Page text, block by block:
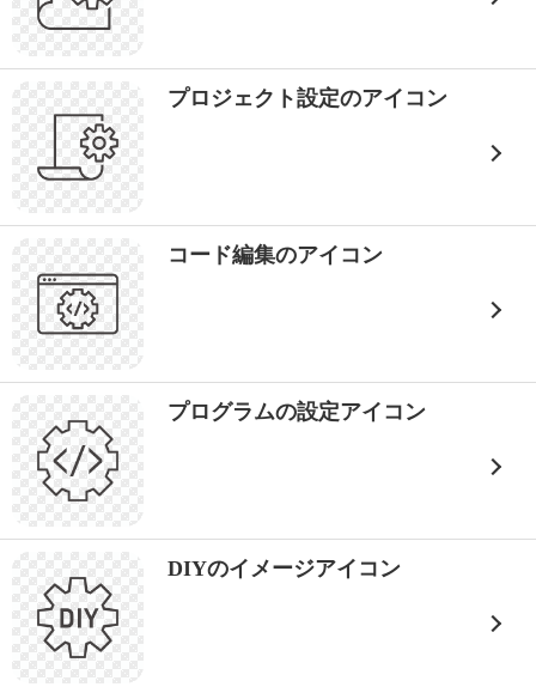
プロジェクト設定のアイコン
コード編集のアイコン
プログラムの設定アイコン
DIYのイメージアイコン